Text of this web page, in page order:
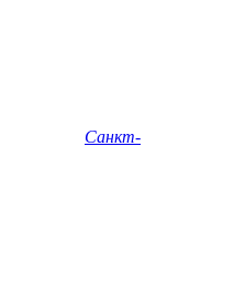
Санкт-